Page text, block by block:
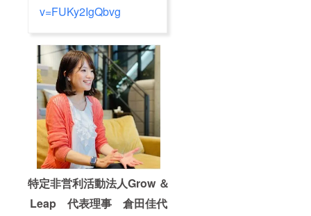
v=FUKy2IgQbvg
特定非営利活動法人Grow ＆
Leap 代表理事 倉田佳代